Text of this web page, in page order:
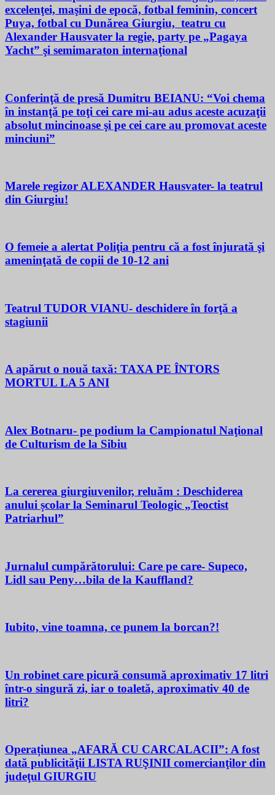
excelenţei, maşini de epocă, fotbal feminin, concert
Puya, fotbal cu Dunărea Giurgiu, teatru cu
Alexander Hausvater la regie, party pe „Pagaya
Yacht” şi semimaraton internaţional
Conferinţă de presă Dumitru BEIANU: “Voi chema
în instanţă pe toţi cei care mi-au adus aceste acuzaţii
absolut mincinoase şi pe cei care au promovat aceste
minciuni”
Marele regizor ALEXANDER Hausvater- la teatrul
din Giurgiu!
O femeie a alertat Poliţia pentru că a fost înjurată şi
ameninţată de copii de 10-12 ani
Teatrul TUDOR VIANU- deschidere în forţă a
stagiunii
A apărut o nouă taxă: TAXA PE ÎNTORS
MORTUL LA 5 ANI
Alex Botnaru- pe podium la Campionatul Naţional
de Culturism de la Sibiu
La cererea giurgiuvenilor, reluăm : Deschiderea
anului școlar la Seminarul Teologic „Teoctist
Patriarhul”
Jurnalul cumpărătorului: Care pe care- Supeco,
Lidl sau Peny…bila de la Kauffland?
Iubito, vine toamna, ce punem la borcan?!
Un robinet care picură consumă aproximativ 17 litri
într-o singură zi, iar o toaletă, aproximativ 40 de
litri?
Operațiunea „AFARĂ CU CARCALACII”: A fost
dată publicităţii LISTA RUŞINII comercianţilor din
judeţul GIURGIU